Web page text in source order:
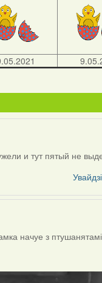
и тут пятый не
начуе з